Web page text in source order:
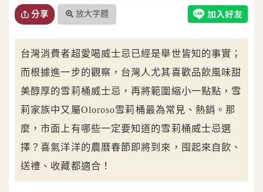
分享 放大字體
台灣消費者超愛喝威士忌已經是舉世皆知的事實；
而根據進一步的觀察，台灣人尤其喜歡品飲風味甜
美醇厚的雪莉桶威士忌，再將範圍縮小一點點，雪
莉家族中又屬Oloroso雪莉桶最為常見、熱銷。那
麼，市面上有哪些一定要知道的雪莉桶威士忌選
擇？喜氣洋洋的農曆春節即將到來，囤起來自飲、
送禮、收藏都適合！